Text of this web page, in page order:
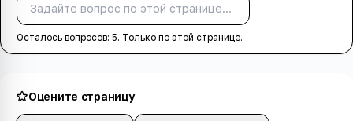
Осталось вопросов: 5. Только по этой странице.
Оцените страницу